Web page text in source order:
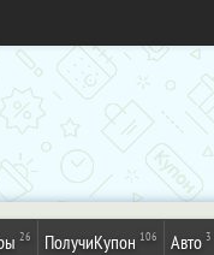
26 ПолучиКупон 106 Авто 3